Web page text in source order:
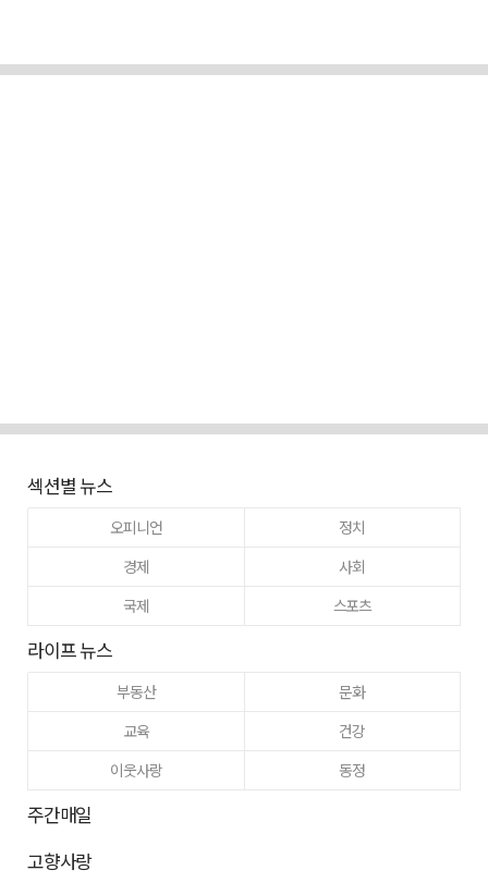
섹션별 뉴스
오피니언
정치
경제
사회
국제
스포츠
라이프 뉴스
부동산
문화
교육
건강
이웃사랑
동정
주간매일
고향사랑